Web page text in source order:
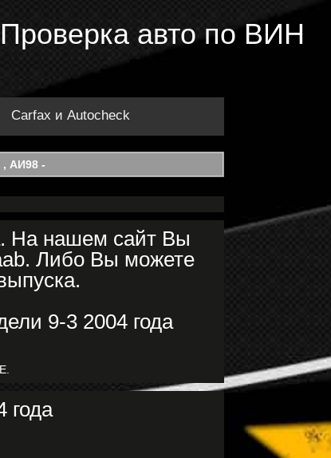
авто по ВИН
Carfax и Autocheck
, АИ98 -
На нашем сайт Вы
Либо Вы можете
года